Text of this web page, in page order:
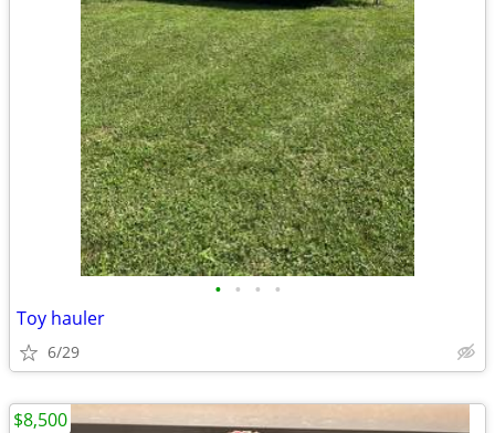
• • • •
Toy hauler
6/29
$8,500